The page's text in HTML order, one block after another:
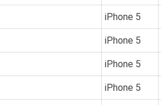
iPhone 5
iPhone 5
iPhone 5
iPhone 5